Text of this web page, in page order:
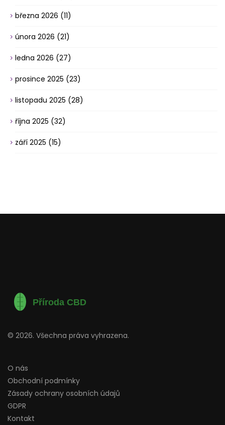
března 2026 (11)
února 2026 (21)
ledna 2026 (27)
prosince 2025 (23)
listopadu 2025 (28)
října 2025 (32)
září 2025 (15)
© 2026. Všechna práva vyhrazena.
O nás
Obchodní podmínky
Zásady ochrany osobních údajů
GDPR
Kontakt